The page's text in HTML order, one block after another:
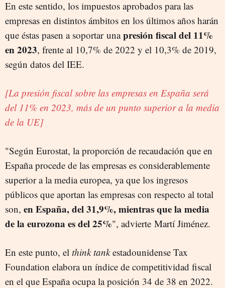
En este sentido, los impuestos aprobados para las
empresas en distintos ámbitos en los últimos años harán
que éstas pasen a soportar unapresión fiscal del 11%
en 2023, frente al 10,7% de 2022 y el 10,3% de 2019,
según datos del IEE.
[La presión fiscal sobre las empresas en España será
del 11% en 2023, más de un punto superior a la media
de la UE]
"Según Eurostat, la proporción de recaudación que en
España procede de las empresas es considerablemente
superior a la media europea, ya que los ingresos
públicos que aportan las empresas con respecto al total
son, en España, del 31,9%, mientras que la media
de la eurozona es del 25%", advierte Martí Jiménez.
En este punto, el think tankestadounidense Tax
Foundation elabora un índice de competitividad fiscal
en el que España ocupa la posición 34 de 38 en 2022.